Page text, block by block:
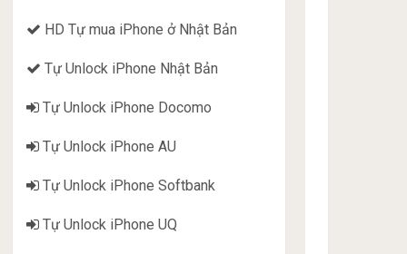
HD Tự mua iPhone ở Nhật Bản
Tự Unlock iPhone Nhật Bản
Tự Unlock iPhone Docomo
Tự Unlock iPhone AU
Tự Unlock iPhone Softbank
Tự Unlock iPhone UQ